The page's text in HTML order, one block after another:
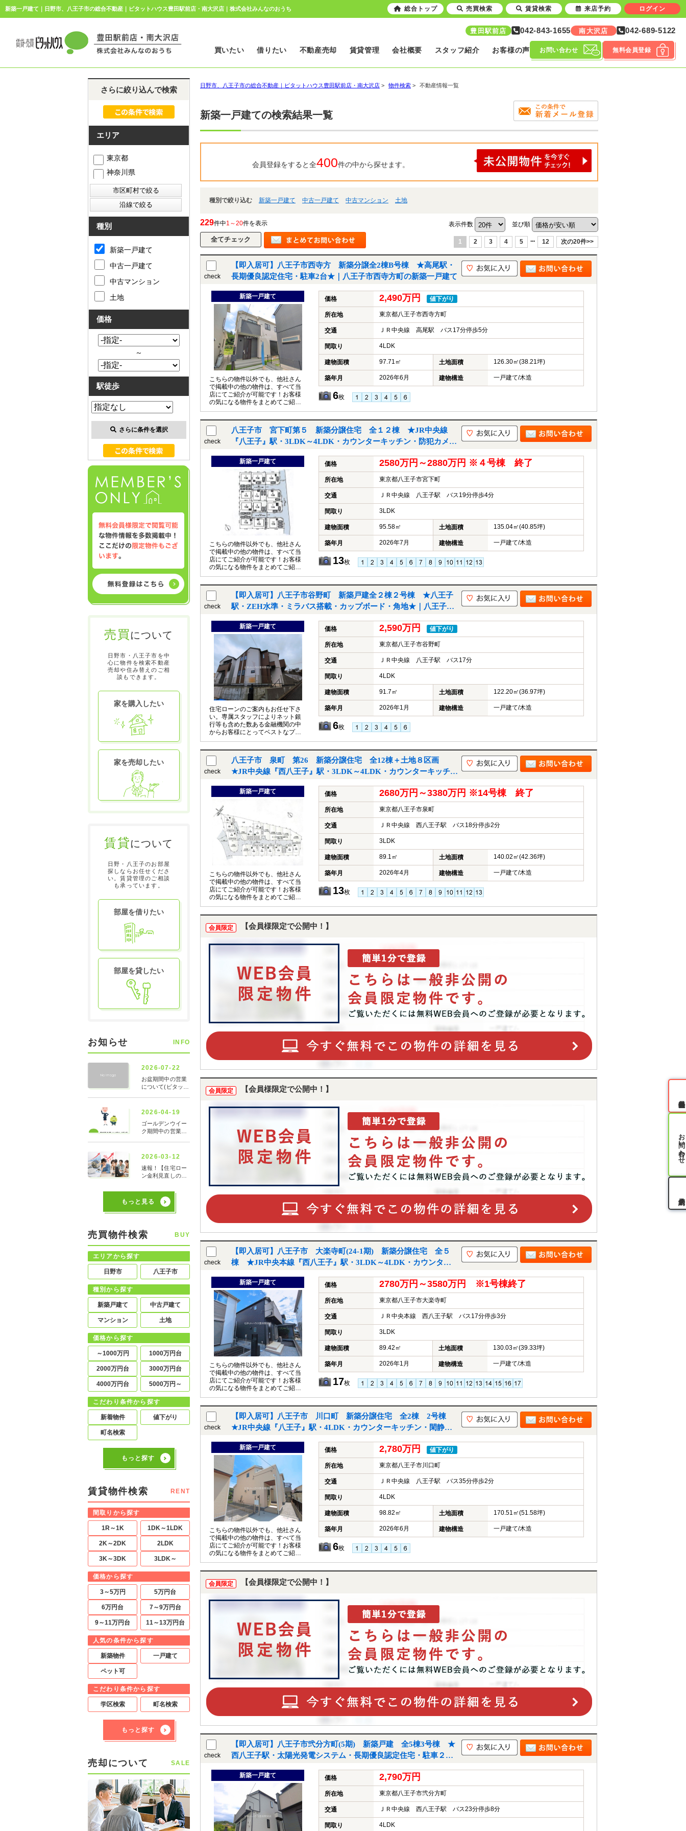
新築一戸建て｜日野市、八王子市の総合不動産｜ピタットハウス豊田駅前店・南大沢店｜株式会社みんなのおうち
豊田駅前店 042-843-1655 南大沢店 042-689-5122
買いたい 借りたい 不動産売却 賃貸管理 会社概要 スタッフ紹介 お客様の声 お問い合わせ 無料会員登録
日野市、八王子市の総合不動産｜ピタットハウス豊田駅前店・南大沢店 > 物件検索 > 不動産情報一覧
新築一戸建ての検索結果一覧
会員登録をすると全400件の中から探せます。
種別で絞り込む 新築一戸建て 中古一戸建て 中古マンション 土地
229件中1～20件を表示 表示件数 並び順
1 2 3 4 5 ... 12 次の20件>>
check
【即入居可】八王子市西寺方 新築分譲全2棟B号棟 ★高尾駅・
長期優良認定住宅・駐車2台★｜八王子市西寺方町の新築一戸建て
新築一戸建て
こちらの物件以外でも、他社さん
で掲載中の他の物件は、すべて当
店にてご紹介が可能です！お客様
の気になる物件をまとめてご紹介
させていただきますので、『〇〇
お申し付けください♪
価格 2,490万円 値下がり
所在地 東京都八王子市西寺方町
交通 ＪＲ中央線 高尾駅 バス17分停歩5分
間取り 4LDK
建物面積 97.71㎡ 土地面積 126.30㎡(38.21坪)
築年月 2026年6月 建物構造 一戸建て/木造
6枚
check
八王子市 宮下町第５ 新築分譲住宅 全１２棟 ★JR中央線
『八王子』駅・3LDK～4LDK・カウンターキッチン・防犯カメ
一戸建て
新築一戸建て
こちらの物件以外でも、他社さん
で掲載中の他の物件は、すべて当
店にてご紹介が可能です！お客様
の気になる物件をまとめてご紹介
させていただきますので、『〇〇
お申し付けください♪
価格 2580万円～2880万円 ※４号棟 終了
所在地 東京都八王子市宮下町
交通 ＪＲ中央線 八王子駅 バス19分停歩4分
間取り 3LDK
建物面積 95.58㎡ 土地面積 135.04㎡(40.85坪)
築年月 2026年7月 建物構造 一戸建て/木造
13枚
check
【即入居可】八王子市谷野町 新築戸建全２棟２号棟 ★八王子
駅・ZEH水準・ミラバス搭載・カップボード・角地★｜八王子市
新築一戸建て
住宅ローンのご案内もお任せ下さ
い。専属スタッフによりネット銀
行等も含めた数ある金融機関の中
からお客様にとってベストなプラ
ンをご提案いたします！
価格 2,590万円 値下がり
所在地 東京都八王子市谷野町
交通 ＪＲ中央線 八王子駅 バス17分
間取り 4LDK
建物面積 91.7㎡ 土地面積 122.20㎡(36.97坪)
築年月 2026年1月 建物構造 一戸建て/木造
6枚
check
八王子市 泉町 第26 新築分譲住宅 全12棟＋土地８区画
★JR中央線『西八王子』駅・3LDK～4LDK・カウンターキッチ
八王子市泉町の新築一戸建て
新築一戸建て
こちらの物件以外でも、他社さん
で掲載中の他の物件は、すべて当
店にてご紹介が可能です！お客様
の気になる物件をまとめてご紹介
させていただきますので、『〇〇
価格 2680万円～3380万円 ※14号棟 終了
所在地 東京都八王子市泉町
交通 ＪＲ中央線 西八王子駅 バス18分停歩2分
間取り 3LDK
建物面積 89.1㎡ 土地面積 140.02㎡(42.36坪)
築年月 2026年4月 建物構造 一戸建て/木造
13枚
会員限定 【会員様限定で公開中！】
会員限定 【会員様限定で公開中！】
check
【即入居可】八王子市 大楽寺町(24-1期) 新築分譲住宅 全５
棟 ★JR中央本線『西八王子』駅・3LDK～4LDK・カウンターキ
能・都市ガス★｜八王子市大楽寺町の新築一戸建て
新築一戸建て
こちらの物件以外でも、他社さん
で掲載中の他の物件は、すべて当
店にてご紹介が可能です！お客様
の気になる物件をまとめてご紹介
させていただきますので、『〇〇
お申し付けください♪
価格 2780万円～3580万円 ※1号棟終了
所在地 東京都八王子市大楽寺町
交通 ＪＲ中央本線 西八王子駅 バス17分停歩3分
間取り 3LDK
建物面積 89.42㎡ 土地面積 130.03㎡(39.33坪)
築年月 2026年1月 建物構造 一戸建て/木造
17枚
check
【即入居可】八王子市 川口町 新築分譲住宅 全2棟 2号棟
★JR中央線『八王子』駅・4LDK・カウンターキッチン・閑静な
新築一戸建て
こちらの物件以外でも、他社さん
で掲載中の他の物件は、すべて当
店にてご紹介が可能です！お客様
の気になる物件をまとめてご紹介
させていただきますので、『〇〇
価格 2,780万円 値下がり
所在地 東京都八王子市川口町
交通 ＪＲ中央線 八王子駅 バス35分停歩2分
間取り 4LDK
建物面積 98.82㎡ 土地面積 170.51㎡(51.58坪)
築年月 2026年6月 建物構造 一戸建て/木造
6枚
会員限定 【会員様限定で公開中！】
check
【即入居可】八王子市弐分方町(5期) 新築戸建 全5棟3号棟 ★
西八王子駅・太陽光発電システム・長期優良認定住宅・駐車２台
新築一戸建て 価格 2,790万円
所在地 東京都八王子市弐分方町
交通 ＪＲ中央線 西八王子駅 バス23分停歩8分
間取り 4LDK
さらに絞り込んで検索
エリア
東京都
神奈川県
種別
新築一戸建て
中古一戸建て
中古マンション
土地
価格
～
駅徒歩
さらに条件を選択
売買について
日野市・八王子市を中
心に物件を検索不動産
売却や住み替えのご相
談もできます。
家を購入したい
家を売却したい
賃貸について
日野・八王子のお部屋
探しならお任せくださ
い。賃貸管理のご相談
も承っています。
部屋を借りたい
部屋を貸したい
お知らせ INFO
もっと見る
売買物件検索 BUY
エリアから探す
日野市 八王子市
種別から探す
新築戸建て 中古戸建て
マンション 土地
価格から探す
～1000万円 1000万円台
2000万円台 3000万円台
4000万円台 5000万円～
こだわり条件から探す
新着物件 値下がり
町名検索
もっと探す
賃貸物件検索 RENT
間取りから探す
1R～1K 1DK～1LDK
2K～2DK 2LDK
3K～3DK 3LDK～
価格から探す
3～5万円 5万円台
6万円台 7～9万円台
9～11万円台 11～13万円台
人気の条件から探す
新築物件 一戸建て
ペット可
こだわり条件から探す
学区検索 町名検索
もっと探す
売却について SALE
総合トップ 売買検索 賃貸検索 来店予約 ログイン
お問い合わせ